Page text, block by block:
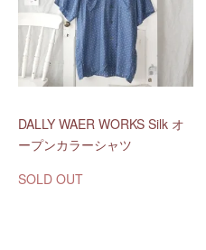
DALLY WAER WORKS Silk オ
ープンカラーシャツ
SOLD OUT